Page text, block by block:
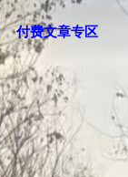
付费文章专区